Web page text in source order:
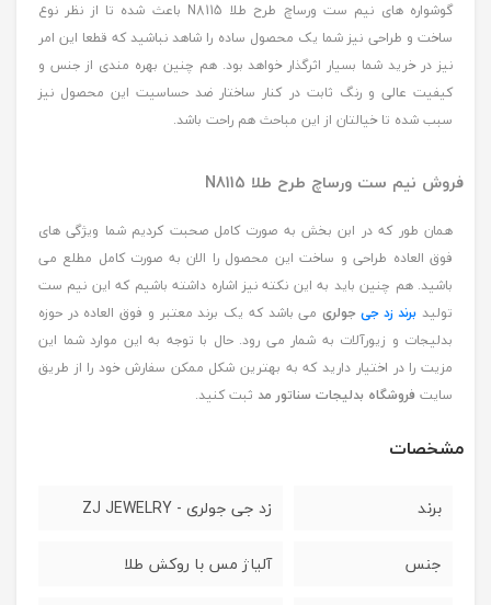
گوشواره های نیم ست ورساچ طرح طلا N8115 باعث شده تا از نظر نوع
ساخت و طراحی نیز شما یک محصول ساده را شاهد نباشید که قطعا این امر
نیز در خرید شما بسیار اثرگذار خواهد بود. هم چنین بهره مندی از جنس و
کیفیت عالی و رنگ ثابت در کنار ساختار ضد حساسیت این محصول نیز
سبب شده تا خیالتان از این مباحث هم راحت باشد.
فروش نیم ست ورساچ طرح طلا N8115
همان طور که در ابن بخش به صورت کامل صحبت کردیم شما ویژگی های
فوق العاده طراحی و ساخت این محصول را الان به صورت کامل مطلع می
باشید. هم چنین باید به این نکته نیز اشاره داشته باشیم که این نیم ست
تولید برند زد جی جولریمی باشد که یک برند معتبر و فوق العاده در حوزه
بدلیجات و زیورآلات به شمار می رود. حال با توجه به این موارد شما این
مزیت را در اختیار دارید که به بهترین شکل ممکن سفارش خود را از طریق
سایتفروشگاه بدلیجات سناتور مد ثبت کنید.
مشخصات
برند زد جی جولری - ZJ JEWELRY
جنس آلیاژ مس با روکش طلا